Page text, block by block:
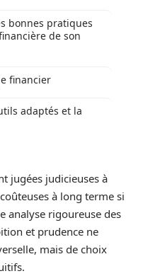
bonnes pratiques
de son
financier
adaptés et la
jugées judicieuses à
à long terme si
analyse rigoureuse des
et prudence ne
mais de choix